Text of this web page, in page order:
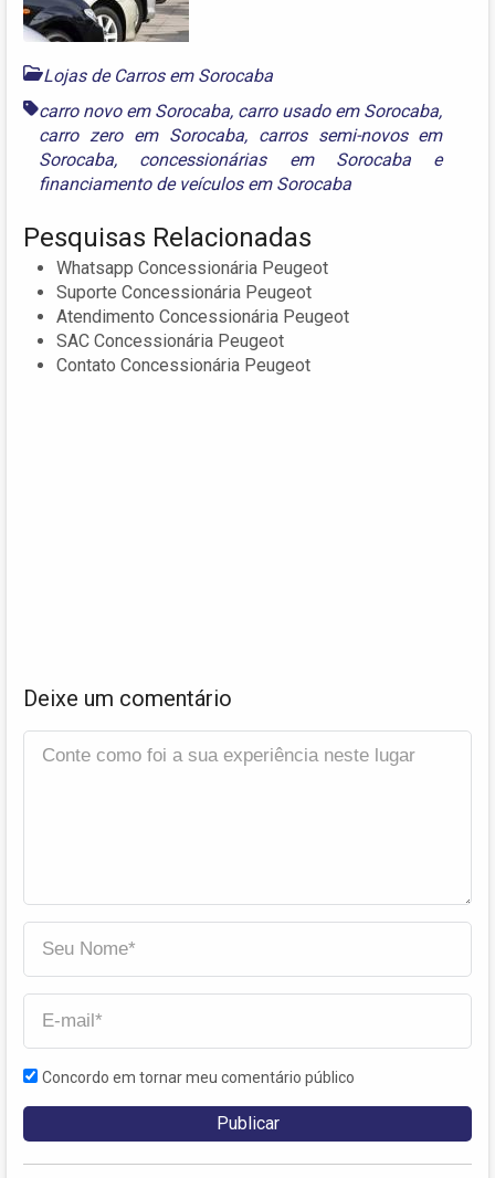
Lojas de Carros em Sorocaba
carro novo em Sorocaba, carro usado em Sorocaba,
carro zero em Sorocaba, carros semi-novos em
Sorocaba, concessionárias em Sorocaba e
financiamento de veículos em Sorocaba
Pesquisas Relacionadas
Whatsapp Concessionária Peugeot
Suporte Concessionária Peugeot
Atendimento Concessionária Peugeot
SAC Concessionária Peugeot
Contato Concessionária Peugeot
Deixe um comentário
Concordo em tornar meu comentário público